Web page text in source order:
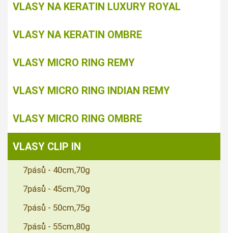
VLASY NA KERATIN LUXURY ROYAL
VLASY NA KERATIN OMBRE
VLASY MICRO RING REMY
VLASY MICRO RING INDIAN REMY
VLASY MICRO RING OMBRE
VLASY CLIP IN
7pásů - 40cm,70g
7pásů - 45cm,70g
7pásů - 50cm,75g
7pásů - 55cm,80g